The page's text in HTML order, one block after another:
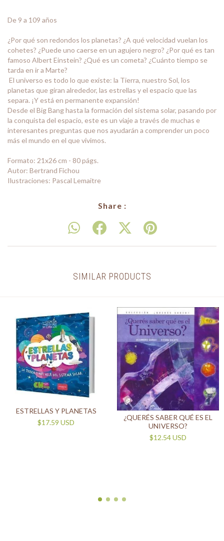
De 9 a 109 años
¿Por qué son redondos los planetas? ¿A qué velocidad vuelan los
cohetes? ¿Puede uno caerse en un agujero negro? ¿Por qué es tan
famoso Albert Einstein? ¿Qué es un cometa? ¿Cuánto tiempo se
tarda en ir a Marte?
El universo es todo lo que existe: la Tierra, nuestro Sol, los
planetas que giran alrededor, las estrellas y el espacio que las
separa. ¡Y está en permanente expansión!
Desde el Big Bang hasta la formación del sistema solar, pasando por
la conquista del espacio, este es un viaje a través de muchas e
interesantes preguntas que nos ayudarán a comprender un poco
más el mundo en el que vivimos.
Formato: 21x26 cm - 80 págs.
Autor: Bertrand Fichou
Ilustraciones: Pascal Lemaitre
Share :
SIMILAR PRODUCTS
ESTRELLAS Y PLANETAS
$17.59 USD
¿QUERÉS SABER QUÉ ES EL
UNIVERSO?
$12.54 USD